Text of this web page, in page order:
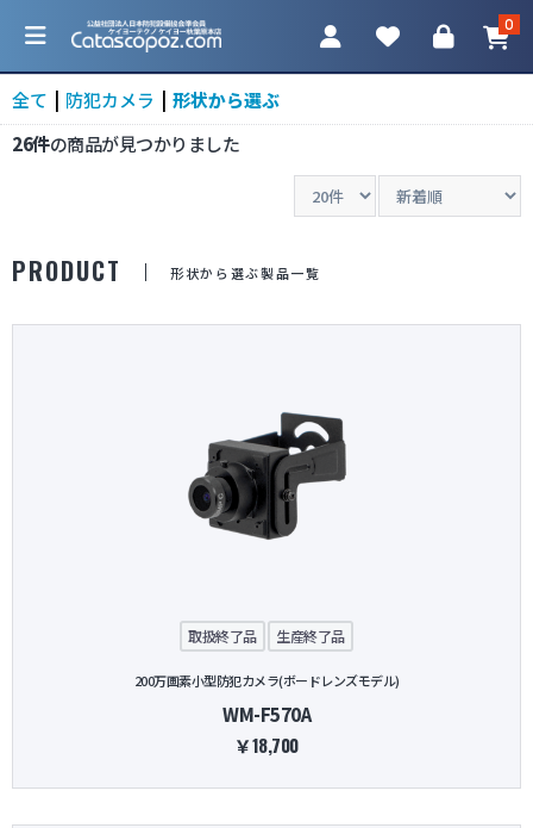
0
全て 防犯カメラ
形状から選ぶ
26件の商品が見つかりました
PRODUCT 形状から選ぶ製品一覧
取扱終了品 生産終了品
200万画素小型防犯カメラ(ボードレンズモデル)
WM-F570A
￥18,700
防犯カメラ
アクセサリ
調査機器
お気に入り